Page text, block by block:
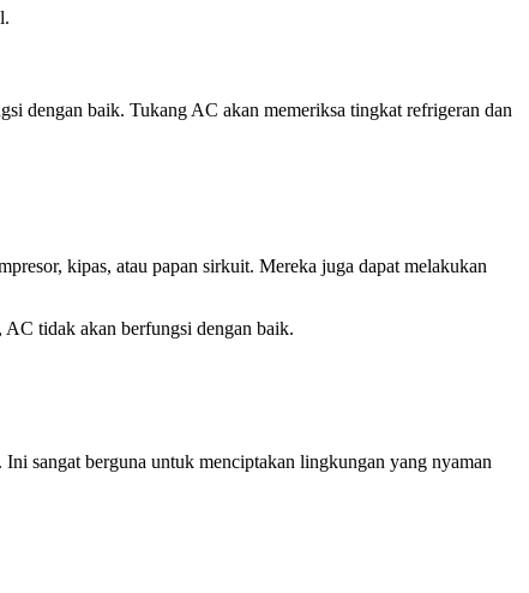
dengan baik. Tukang AC akan memeriksa tingkat refrigeran dan
kipas, atau papan sirkuit. Mereka juga dapat melakukan
tidak akan berfungsi dengan baik.
sangat berguna untuk menciptakan lingkungan yang nyaman